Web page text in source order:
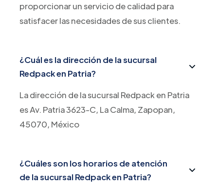
proporcionar un servicio de calidad para
satisfacer las necesidades de sus clientes.
¿Cuál es la dirección de la sucursal
Redpack en Patria?
La dirección de la sucursal Redpack en Patria
es Av. Patria 3623-C, La Calma, Zapopan,
45070, México
¿Cuáles son los horarios de atención
de la sucursal Redpack en Patria?